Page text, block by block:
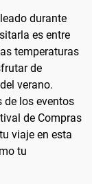
durante
es entre
temperaturas
de
verano.
de los eventos
de Compras
viaje en esta
tu